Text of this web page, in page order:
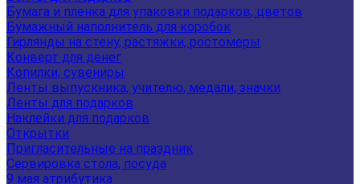
Бумага и пленка для упаковки подарков, цветов
Бумажный наполнитель для коробок
Гирлянды на стену, растяжки, ростомеры
Конверт для денег
Копилки, сувениры
Ленты выпускника, учителю, медали, значки
Ленты для подарков
Наклейки для подарков
Открытки
Пригласительные на праздник
Сервировка стола, посуда
9 мая атрибутика